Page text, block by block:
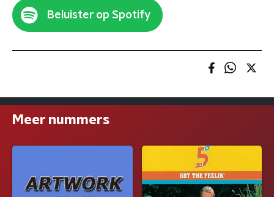
Beluister op Spotify
Meer nummers